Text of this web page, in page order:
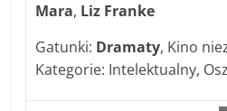
Mara, Liz Franke
Gatunki: Dramaty, Kino
Kategorie: Intelektualny,